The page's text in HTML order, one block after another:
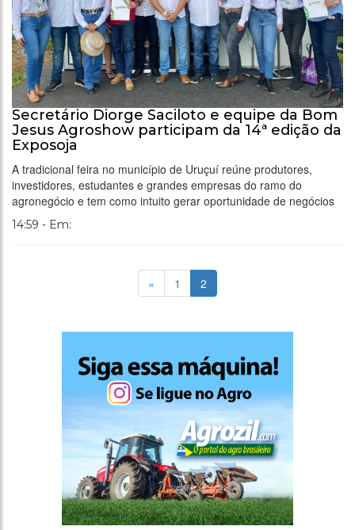
Secretário Diorge Saciloto e equipe da Bom
Jesus Agroshow participam da 14ª edição da
Exposoja
A tradicional feira no município de Uruçuí reúne produtores,
investidores, estudantes e grandes empresas do ramo do
agronegócio e tem como intuito gerar oportunidade de negócios
14:59 - Em:
« 1 2